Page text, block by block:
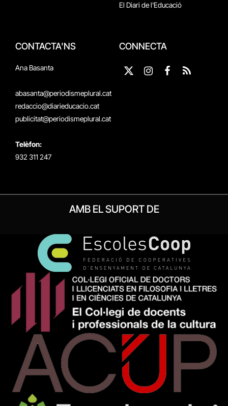
El Diari de l'Educació
CONTACTA'NS
Ana Basanta
abasanta@periodismeplural.cat
redaccio@diarieducacio.cat
publicitat@periodismeplural.cat
Telèfon:
932 311 247
CONNECTA
X
Instagram
Facebook
RSS
AMB EL SUPORT DE